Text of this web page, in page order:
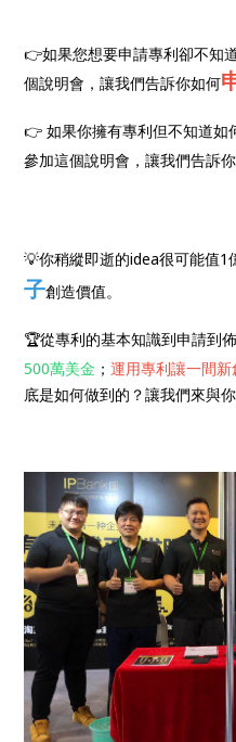
👉如果您想要申請專利卻不知
個說明會，讓我們告訴你如何
👉 如果你擁有專利但不知道如
參加這個說明會，讓我們告訴
💡你稍縱即逝的idea很可能值
子創造價值。
🏆從專利的基本知識到申請到
500萬美金 ；運用專利讓一間
底是如何做到的？讓我們來與